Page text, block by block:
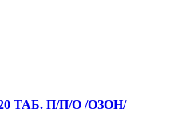
ТАБ. П/П/О /ОЗОН/